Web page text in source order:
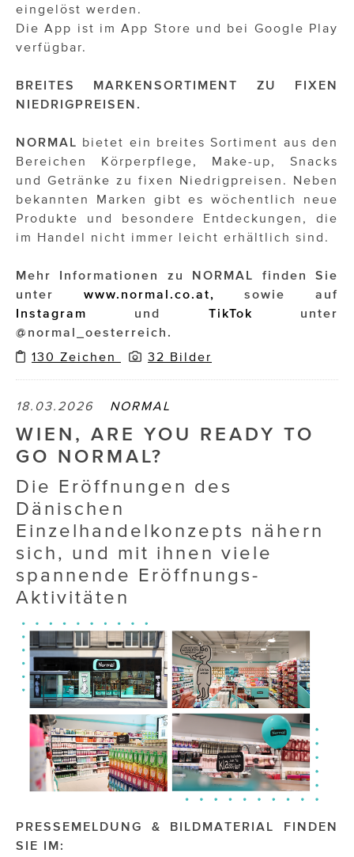
eingelöst werden.
Die App ist im App Store und bei Google Play
verfügbar.
BREITES MARKENSORTIMENT ZU FIXEN
NIEDRIGPREISEN.
NORMAL bietet ein breites Sortiment aus den
Bereichen Körperpflege, Make-up, Snacks
und Getränke zu fixen Niedrigpreisen. Neben
bekannten Marken gibt es wöchentlich neue
Produkte und besondere Entdeckungen, die
im Handel nicht immer leicht erhältlich sind.
Mehr Informationen zu NORMAL finden Sie
unter www.normal.co.at,
sowie auf
Instagram
und TikTok unter
@normal_oesterreich.
130 Zeichen
32 Bilder
18.03.2026 NORMAL
WIEN, ARE YOU READY TO
GO NORMAL?
Die Eröffnungen des
Dänischen
Einzelhandelkonzepts nähern
sich, und mit ihnen viele
spannende Eröffnungs-
Aktivitäten
PRESSEMELDUNG & BILDMATERIAL FINDEN
SIE IM: